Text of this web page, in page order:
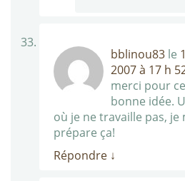
bblinou83 le
2007 à 17 h
merci pour
bonne idée.
où je ne travaille pas, je
prépare ça!
Répondre ↓